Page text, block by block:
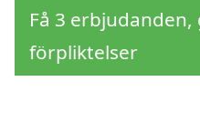
Få 3
förpliktelser